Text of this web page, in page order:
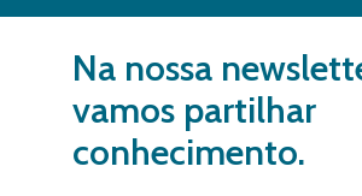
Na nossa
vamos partilhar
conhecimento.